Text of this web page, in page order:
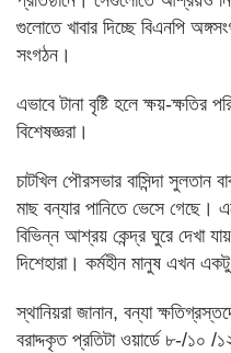
গুলোতে খাবার দিচ্ছে বিএনপি
সংগঠন।
এভাবে টানা বৃষ্টি হলে ক্ষয়-ক্ষতির
বিশেষজ্ঞরা।
চাটখিল পৌরসভার বাসিন্দা সুলতান
মাছ বন্যার পানিতে ভেসে
বিভিন্ন আশ্রয় কেন্দ্র ঘুরে দেখা
দিশেহারা। কর্মহীন মানুষ এখন
স্থানিয়রা জানান, বন্যা
বরাদ্দকৃত প্রতিটা ওয়ার্ডে ৮-/১০ /